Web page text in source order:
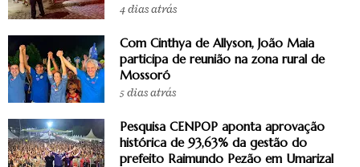
4 dias atrás
Com Cinthya de Allyson, João Maia
participa de reunião na zona rural de
Mossoró
5 dias atrás
Pesquisa CENPOP aponta aprovação
histórica de 93,63% da gestão do
prefeito Raimundo Pezão em Umarizal